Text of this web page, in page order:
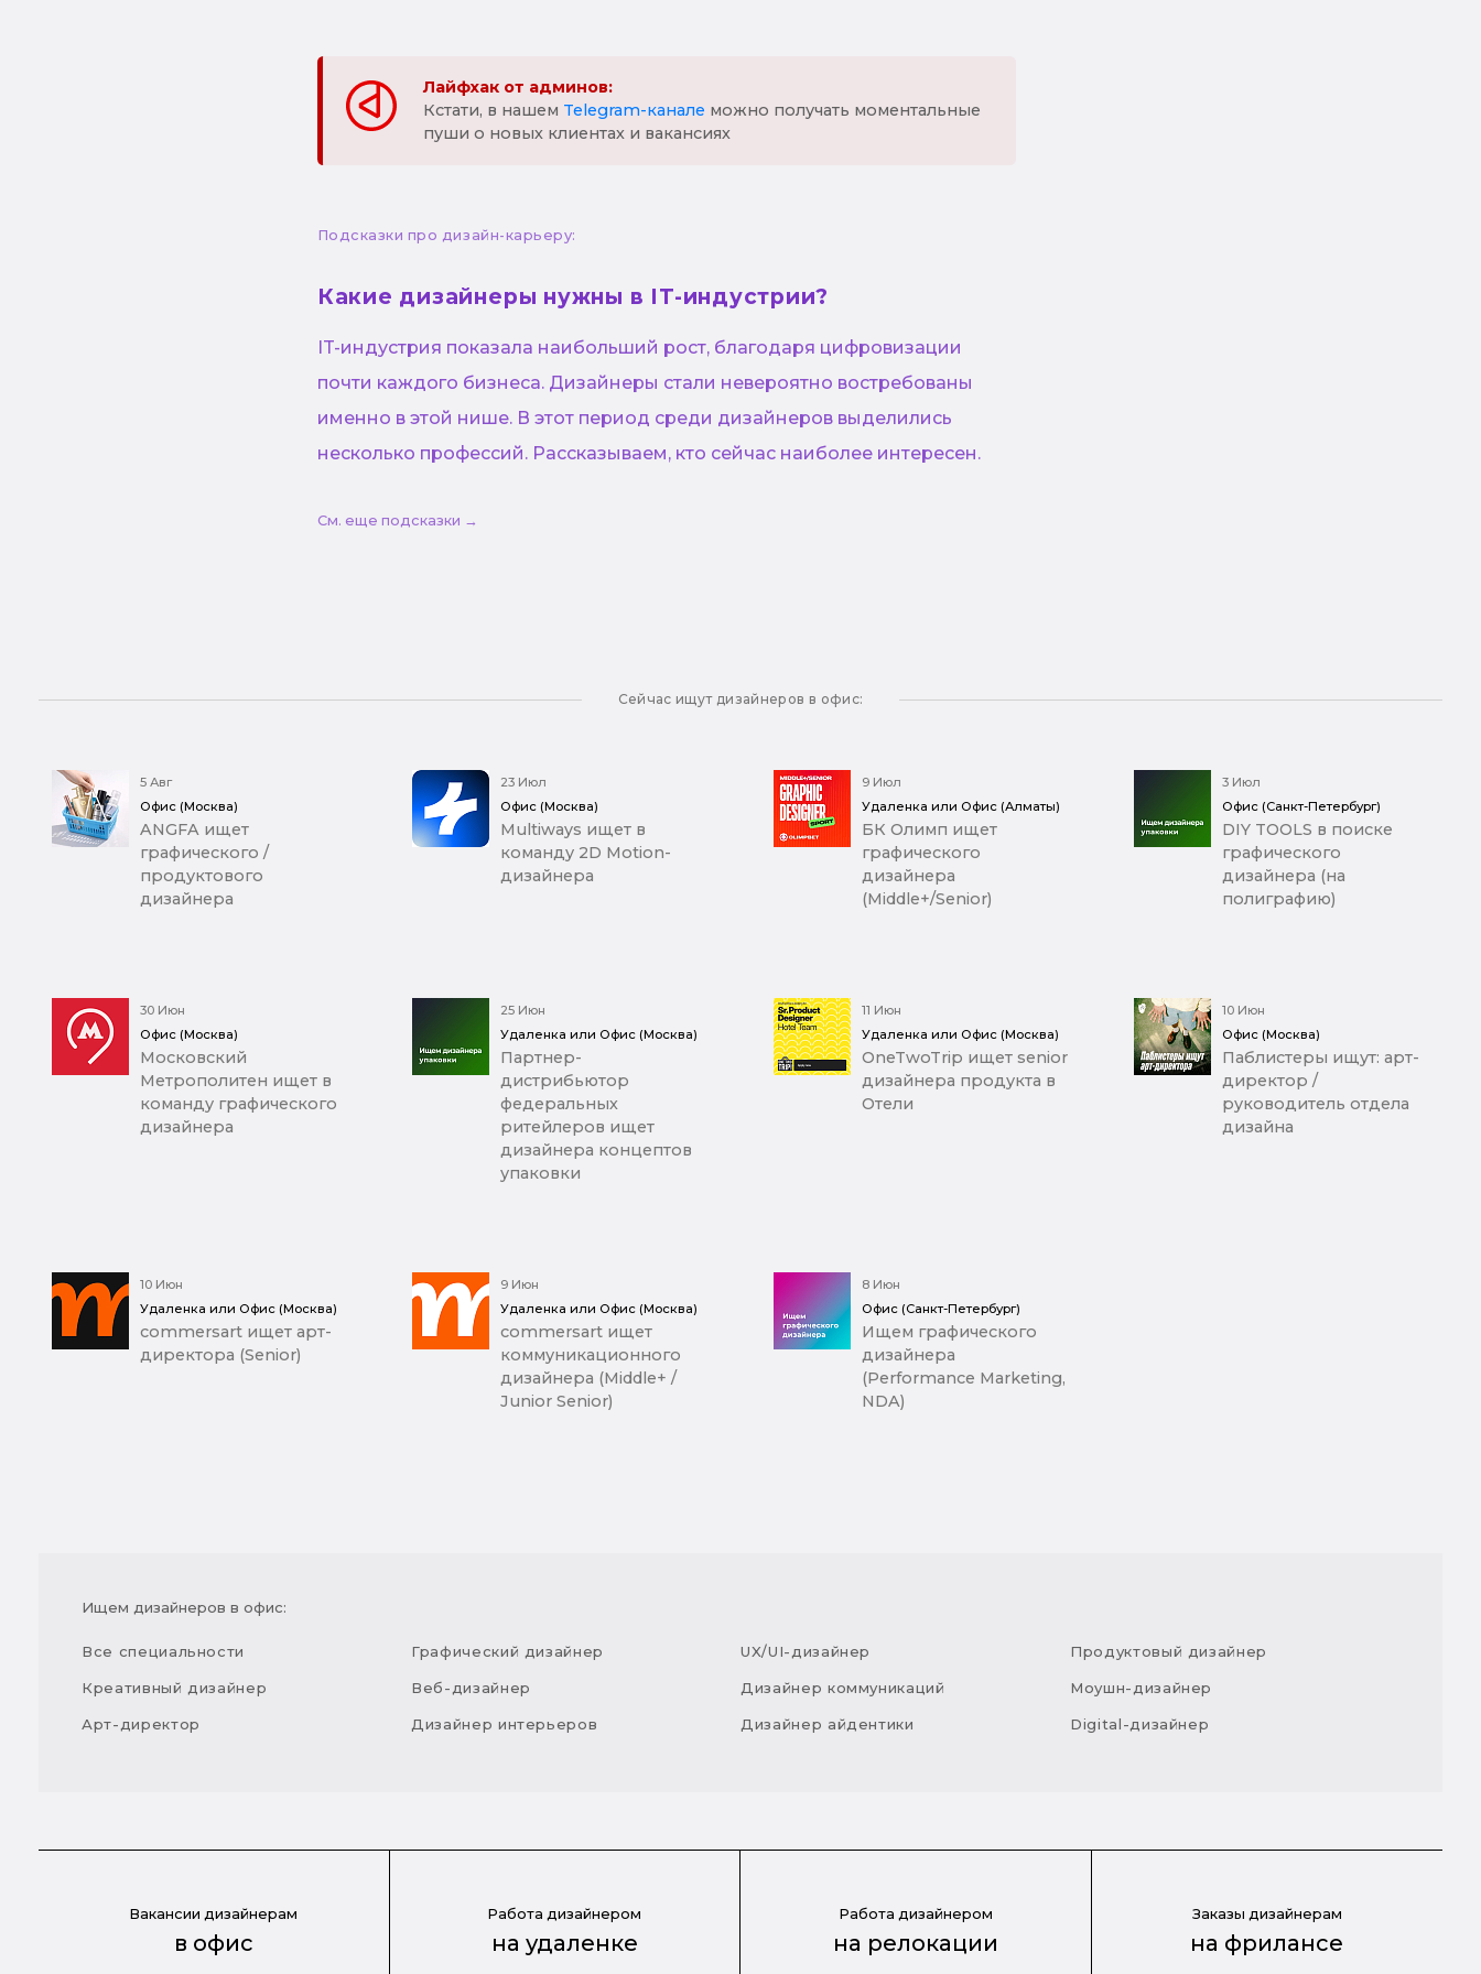
Лайфхак от админов:
Кстати, в нашем Telegram-канале можно получать моментальные
пуши о новых клиентах и вакансиях
Подсказки про дизайн-карьеру:
Какие дизайнеры нужны в IT-индустрии?
IT-индустрия показала наибольший рост, благодаря цифровизации
почти каждого бизнеса. Дизайнеры стали невероятно востребованы
именно в этой нише. В этот период среди дизайнеров выделились
несколько профессий. Рассказываем, кто сейчас наиболее интересен.
См. еще подсказки →
Сейчас ищут дизайнеров в офис:
5 Авг
Офис (Москва)
ANGFA ищет
графического /
продуктового
дизайнера
23 Июл
Офис (Москва)
Multiways ищет в
команду 2D Motion-
дизайнера
9 Июл
Удаленка или Офис (Алматы)
БК Олимп ищет
графического
дизайнера
(Middle+/Senior)
3 Июл
Офис (Санкт-Петербург)
DIY TOOLS в поиске
графического
дизайнера (на
полиграфию)
30 Июн
Офис (Москва)
Московский
Метрополитен ищет в
команду графического
дизайнера
25 Июн
Удаленка или Офис (Москва)
Партнер-
дистрибьютор
федеральных
ритейлеров ищет
дизайнера концептов
упаковки
11 Июн
Удаленка или Офис (Москва)
OneTwoTrip ищет senior
дизайнера продукта в
Отели
10 Июн
Офис (Москва)
Паблистеры ищут: арт-
директор /
руководитель отдела
дизайна
10 Июн
Удаленка или Офис (Москва)
commersart ищет арт-
директора (Senior)
9 Июн
Удаленка или Офис (Москва)
commersart ищет
коммуникационного
дизайнера (Middle+ /
Junior Senior)
8 Июн
Офис (Санкт-Петербург)
Ищем графического
дизайнера
(Performance Marketing,
NDA)
Ищем дизайнеров в офис:
Все специальности Графический дизайнер UX/UI-дизайнер Продуктовый дизайнер
Креативный дизайнер Веб-дизайнер Дизайнер коммуникаций Моушн-дизайнер
Арт-директор Дизайнер интерьеров Дизайнер айдентики Digital-дизайнер
Вакансии дизайнерам
в офис
Работа дизайнером
на удаленке
Работа дизайнером
на релокации
Заказы дизайнерам
на фрилансе